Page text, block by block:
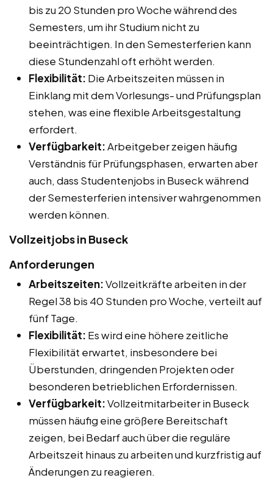
bis zu 20 Stunden pro Woche während des
Semesters, um ihr Studium nicht zu
beeinträchtigen. In den Semesterferien kann
diese Stundenzahl oft erhöht werden.
Flexibilität: Die Arbeitszeiten müssen in
Einklang mit dem Vorlesungs- und Prüfungsplan
stehen, was eine flexible Arbeitsgestaltung
erfordert.
Verfügbarkeit:Arbeitgeber zeigen häufig
Verständnis für Prüfungsphasen, erwarten aber
auch, dass Studentenjobs in Buseck während
der Semesterferien intensiver wahrgenommen
werden können.
Vollzeitjobs in Buseck
Anforderungen
Arbeitszeiten:Vollzeitkräfte arbeiten in der
Regel 38 bis 40 Stunden pro Woche, verteilt auf
fünf Tage.
Flexibilität: Es wird eine höhere zeitliche
Flexibilität erwartet, insbesondere bei
Überstunden, dringenden Projekten oder
besonderen betrieblichen Erfordernissen.
Verfügbarkeit:Vollzeitmitarbeiter in Buseck
müssen häufig eine größere Bereitschaft
zeigen, bei Bedarf auch über die reguläre
Arbeitszeit hinaus zu arbeiten und kurzfristig auf
Änderungen zu reagieren.